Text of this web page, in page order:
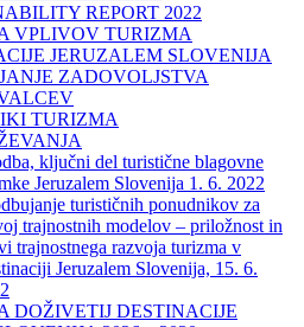
REPORT 2022
VPLIVOV TURIZMA
JERUZALEM SLOVENIJA
ZADOVOLJSTVA
TURIZMA
ključni del turistične blagovne
Jeruzalem Slovenija 1. 6. 2022
turističnih ponudnikov za
trajnostnih modelov – priložnost in
trajnostnega razvoja turizma v
Jeruzalem Slovenija, 15. 6.
DOŽIVETIJ DESTINACIJE